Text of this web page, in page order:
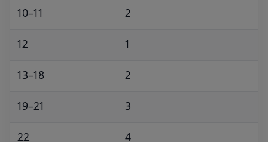
10–11 2
12 1
13–18 2
19–21 3
22 4